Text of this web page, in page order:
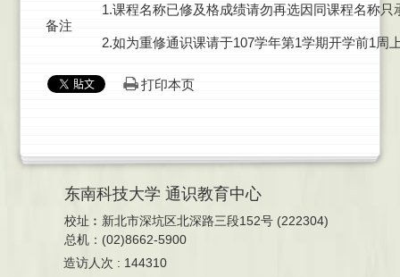
备注
1.课程名称已修及格成绩请勿再选因同课程名称
2.如为重修通识课请于107学年第1学期开学前1周
打印本页
东南科技大学 通识教育中心
校址︰新北市深坑区北深路三段152号 (222304)
总机：(02)8662-5900
造访人次 : 144310